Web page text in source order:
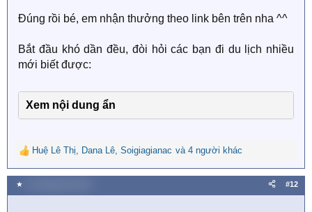
Đúng rồi bé, em nhận thưởng theo link bên trên nha ^^
Bắt đầu khó dần đều, đòi hỏi các bạn đi du lịch nhiều
mới biết được:
Xem nội dung ẩn
R
e
a
c
Huệ Lê Thị, Dana Lê, Soigiagianac và 4 người khác
★ #12